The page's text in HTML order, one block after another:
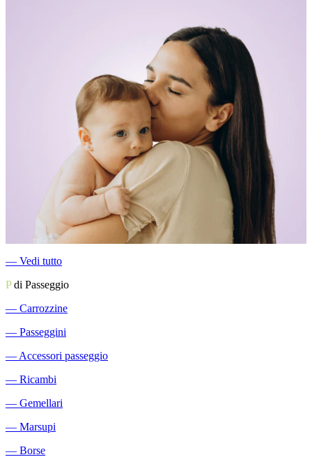
― Vedi tutto
Pdi Passeggio
― Carrozzine
― Passeggini
― Accessori passeggio
― Ricambi
― Gemellari
― Marsupi
― Borse